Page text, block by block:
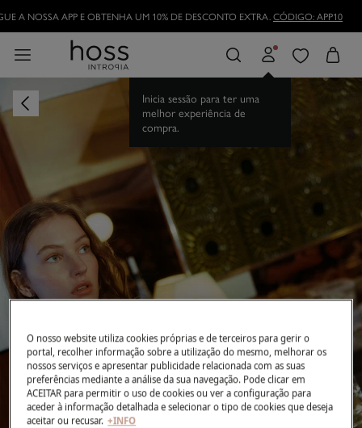
Inicia sessão para ter uma
melhor experiência de
compra.
O nosso website utiliza cookies próprias e de terceiros para gerir o
portal, recolher informação sobre a utilização do mesmo, melhorar os
nossos serviços e apresentar publicidade relacionada com as suas
preferências mediante a análise da sua navegação. Pode clicar em
ACEITAR para permitir o uso de cookies ou ver a configuração para
aceder à informação detalhada e selecionar o tipo de cookies que deseja
aceitar ou recusar. +INFO